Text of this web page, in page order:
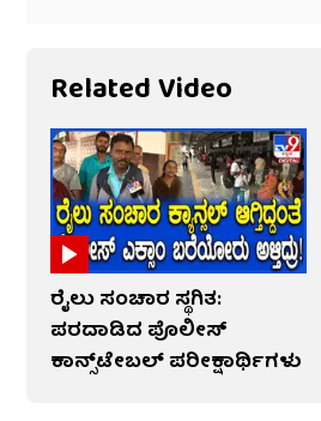
Related Video
ರೈಲು ಸಂಚಾರ ಸ್ಥಗಿತ:
ಪರದಾಡಿದ ಪೊಲೀಸ್
ಕಾನ್ಸ್‌ಟೇಬಲ್ ಪರೀಕ್ಷಾರ್ಥಿಗಳು